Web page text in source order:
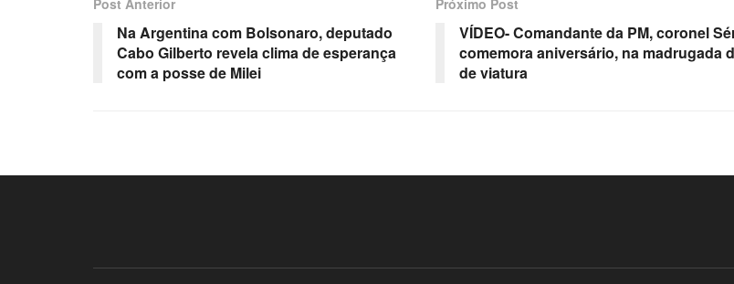
Na Argentina com Bolsonaro, deputado
Cabo Gilberto revela clima de esperança
com a posse de Milei
VÍDEO- Comandante da PM, coronel
comemora aniversário, na madrugada
de viatura